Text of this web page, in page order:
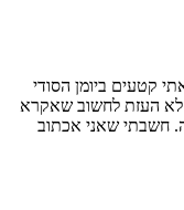
קטעים ביומן הסודי
העזת לחשוב שאקרא
חשבתי שאני אכתוב